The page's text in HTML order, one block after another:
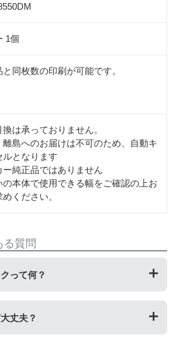
1個
同枚数の印刷が可能です。
は承っておりません。
離島へのお届けは不可のため、自動キ
ルとなります
ー純正品ではありません
の本体で使用できる幅をご確認の上お
ください。
る質問
って何？
ードパーティ製や社外品などとも言
トが低いため純正品よりも安価でご
丈夫？